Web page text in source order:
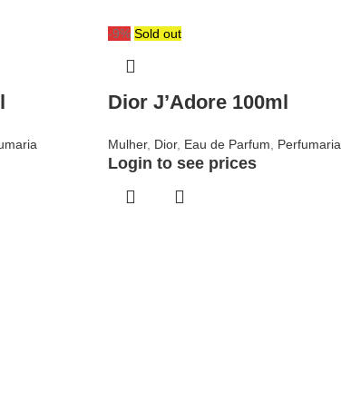
-9% Sold out
Dior J’Adore 100ml
Mulher, Dior, Eau de Parfum Perfumaria
Login to see prices